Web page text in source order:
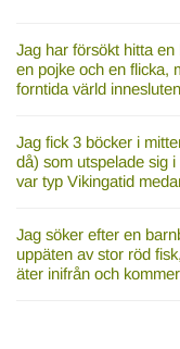
Jag har försökt hitta
en pojke och en flicka,
forntida värld
Jag fick 3 böcker i
då) som utspelade sig
var typ Vikingatid
Jag söker efter en
uppäten av stor röd
äter inifrån och